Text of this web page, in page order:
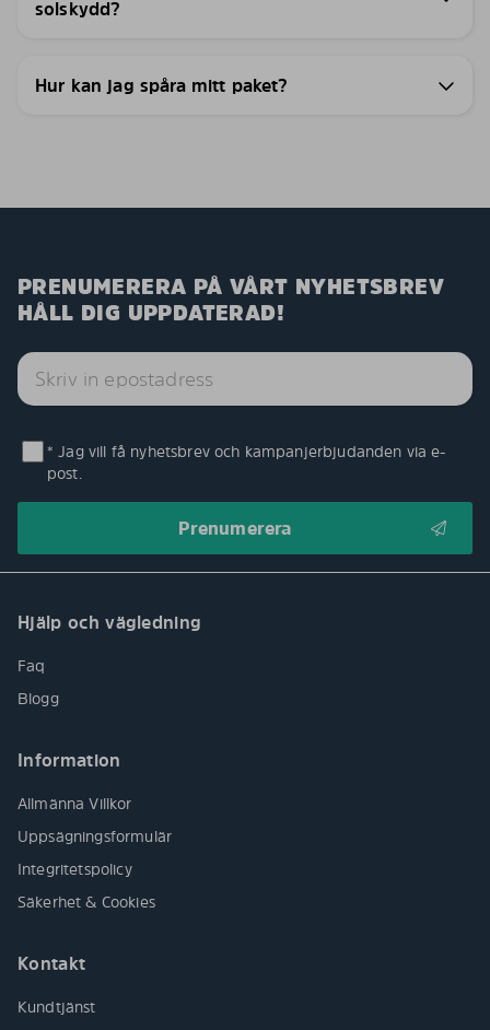
solskydd?
Hur kan jag spåra mitt paket?
PRENUMERERA PÅ VÅRT NYHETSBREV
HÅLL DIG UPPDATERAD!
* Jag vill få nyhetsbrev och kampanjerbjudanden via e-
post.
Hjälp och vägledning
Faq
Blogg
Information
Allmänna Villkor
Uppsägningsformulär
Integritetspolicy
Säkerhet & Cookies
Kontakt
Kundtjänst